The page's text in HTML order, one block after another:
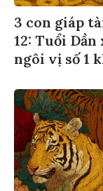
3 con giáp
12: Tuổi
ngôi vị số 1